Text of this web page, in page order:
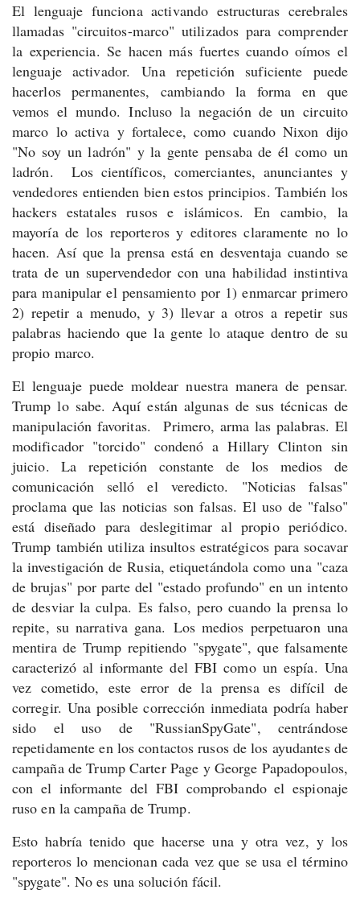
El lenguaje funciona activando estructuras cerebrales
llamadas "circuitos-marco" utilizados para comprender
la experiencia. Se hacen más fuertes cuando oímos el
lenguaje activador.Una repetición suficiente puede
hacerlos permanentes, cambiando la forma en que
vemos el mundo.Incluso la negación de un circuito
marco lo activa y fortalece, como cuando Nixon dijo
"No soy un ladrón" y la gente pensaba de él como un
ladrón.
Los científicos, comerciantes, anunciantes y
vendedores entienden bien estos principios. También los
hackers estatales rusos e islámicos.En cambio, la
mayoría de los reporteros y editores claramente no lo
hacen. Así que la prensa está en desventaja cuando se
trata de un supervendedor con una habilidad instintiva
para manipular el pensamiento por 1) enmarcar primero
2) repetir a menudo, y 3) llevar a otros a repetir sus
palabras haciendo que la gente lo ataque dentro de su
propio marco.
El lenguaje puede moldear nuestra manera de pensar.
Trump lo sabe. Aquí están algunas de sus técnicas de
manipulación favoritas.
Primero, arma las palabras. El
modificador "torcido" condenó a Hillary Clinton sin
juicio. La repetición constante de los medios de
comunicación selló el veredicto. "Noticias falsas"
proclama que las noticias son falsas. El uso de "falso"
está diseñado para deslegitimar al propio periódico.
Trump también utiliza insultos estratégicos para socavar
la investigación de Rusia, etiquetándola como una "caza
de brujas" por parte del "estado profundo" en un intento
de desviar la culpa. Es falso, pero cuando la prensa lo
repite, su narrativa gana. Los medios perpetuaron una
mentira de Trump repitiendo "spygate", que falsamente
caracterizó al informante del FBI como un espía. Una
vez cometido, este error de la prensa es difícil de
corregir.Una posible corrección inmediata podría haber
sido el uso de "RussianSpyGate", centrándose
repetidamente en los contactos rusos de los ayudantes de
campaña de Trump Carter Page y George Papadopoulos,
con el informante del FBI comprobando el espionaje
ruso en la campaña de Trump.
Esto habría tenido que hacerse una y otra vez, y los
reporteros lo mencionan cada vez que se usa el término
"spygate". No es una solución fácil.